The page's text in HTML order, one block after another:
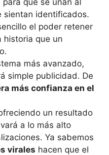
sientan identificados.
el poder retener
historia que un
más avanzado,
simple publicidad. De
más confianza en el
un resultado
a lo más alto
Ya sabemos
virales hacen que el